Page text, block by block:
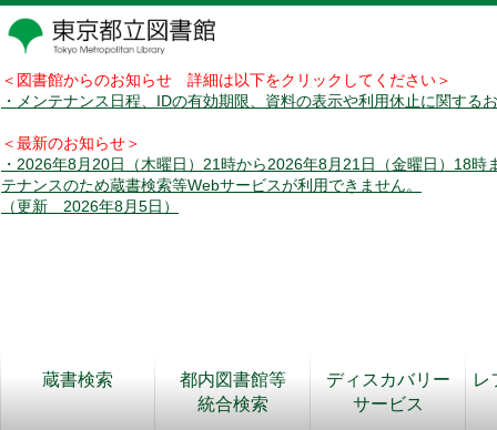
＜図書館からのお知らせ 詳細は以下をクリックしてください＞
・メンテナンス日程、IDの有効期限、資料の表示や利用休止に関する
＜最新のお知らせ＞
・2026年8月20日（木曜日）21時から2026年8月21日（金曜日）18時
テナンスのため蔵書検索等Webサービスが利用できません。
（更新 2026年8月5日）
蔵書検索
都内図書館等
統合検索
ディスカバリー
サービス
レ